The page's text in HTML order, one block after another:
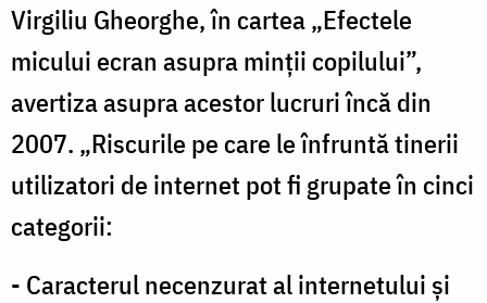
Virgiliu Gheorghe, în cartea „Efectele
micului ecran asupra minţii copilului”,
avertiza asupra acestor lucruri încă din
2007. „Riscurile pe care le înfruntă tinerii
utilizatori de internet pot fi grupate în cinci
categorii:
- Caracterul necenzurat al internetului şi